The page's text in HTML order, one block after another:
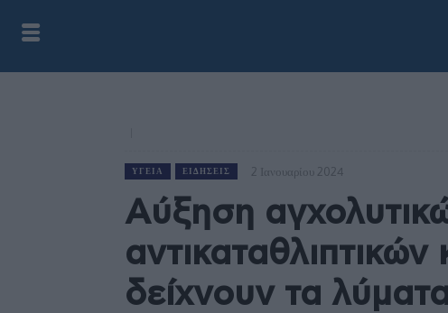
ΥΓΕΊΑ ΕΙΔΉΣΕΙΣ 2 Ιανουαρίου 2024
Αύξηση
αντικαταθλιπτικών
δείχνουν τα